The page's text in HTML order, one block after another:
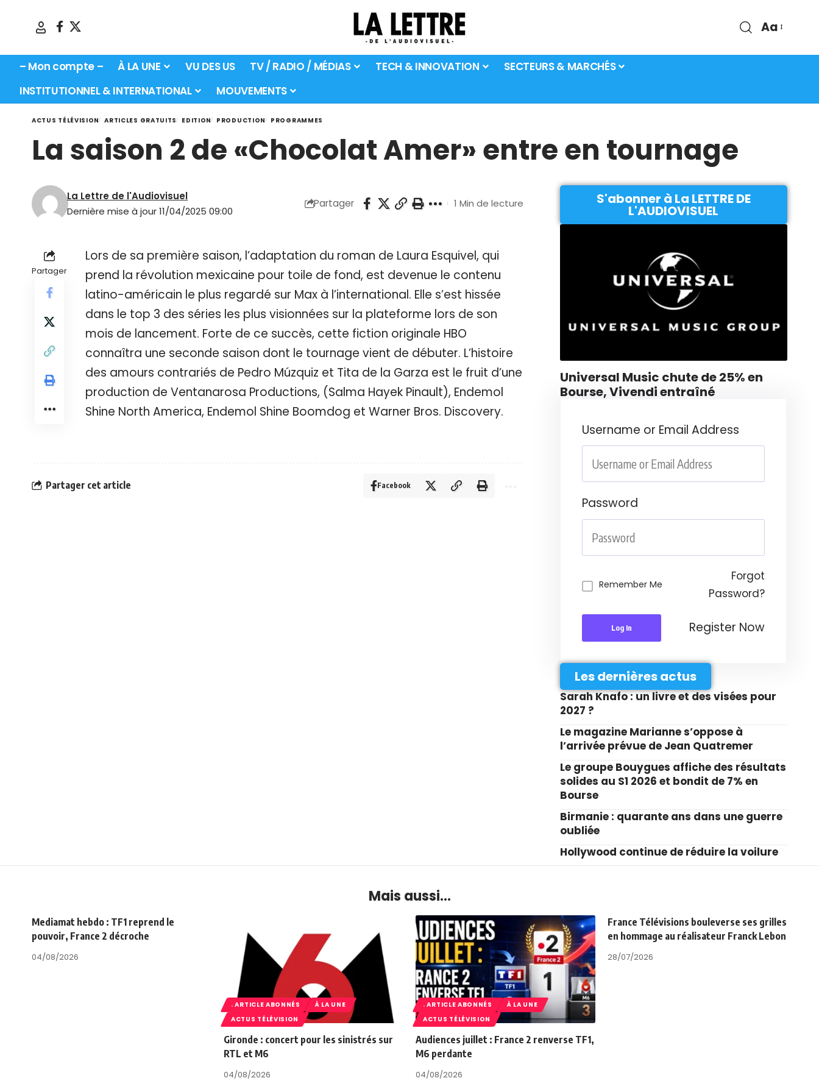
Aa
– Mon compte – À LA UNE VU DES US TV / RADIO / MÉDIAS TECH & INNOVATION
SECTEURS & MARCHÉS
INSTITUTIONNEL & INTERNATIONAL
MOUVEMENTS
ACTUS TÉLÉVISION ARTICLES GRATUITS EDITION PRODUCTION PROGRAMMES
La saison 2 de «Chocolat Amer» entre en tournage
Dernière mise à jour 11/04/2025 09:00
La Lettre de l'Audiovisuel
Partager 1 Min de lecture
Partager
Lors de sa première saison, l’adaptation du roman de Laura Esquivel, qui
prend la révolution mexicaine pour toile de fond, est devenue le contenu
latino-américain le plus regardé sur Max à l’international. Elle s’est hissée
dans le top 3 des séries les plus visionnées sur la plateforme lors de son
mois de lancement. Forte de ce succès, cette fiction originale HBO
connaîtra une seconde saison dont le tournage vient de débuter. L’histoire
des amours contrariés de Pedro Múzquiz et Tita de la Garza est le fruit d’une
production de Ventanarosa Productions, (Salma Hayek Pinault), Endemol
Shine North America, Endemol Shine Boomdog et Warner Bros. Discovery.
Partager cet article Facebook
S'abonner à La LETTRE DE
L'AUDIOVISUEL
Universal Music chute de 25% en
Bourse, Vivendi entraîné
Username or Email Address
Password
Remember Me
Forgot
Password?
Log In Register Now
Les dernières actus
Sarah Knafo : un livre et des visées pour
2027 ?
Le magazine Marianne s’oppose à
l’arrivée prévue de Jean Quatremer
Le groupe Bouygues affiche des résultats
solides au S1 2026 et bondit de 7% en
Bourse
Birmanie : quarante ans dans une guerre
oubliée
Hollywood continue de réduire la voilure
Mais aussi...
Mediamat hebdo : TF1 reprend le
pouvoir, France 2 décroche
04/08/2026
. ARTICLE ABONNÉS
À LA UNE
ACTUS TÉLÉVISION
Gironde : concert pour les sinistrés sur
RTL et M6
04/08/2026
. ARTICLE ABONNÉS
À LA UNE
ACTUS TÉLÉVISION
Audiences juillet : France 2 renverse TF1,
M6 perdante
04/08/2026
France Télévisions bouleverse ses grilles
en hommage au réalisateur Franck Lebon
28/07/2026